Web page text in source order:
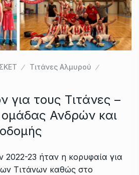
Τιτάνες Αλμυρού
για τους Τιτάνες –
Ανδρών και
2022-23 ήταν η κορυφαία για
Τιτάνων καθώς στο